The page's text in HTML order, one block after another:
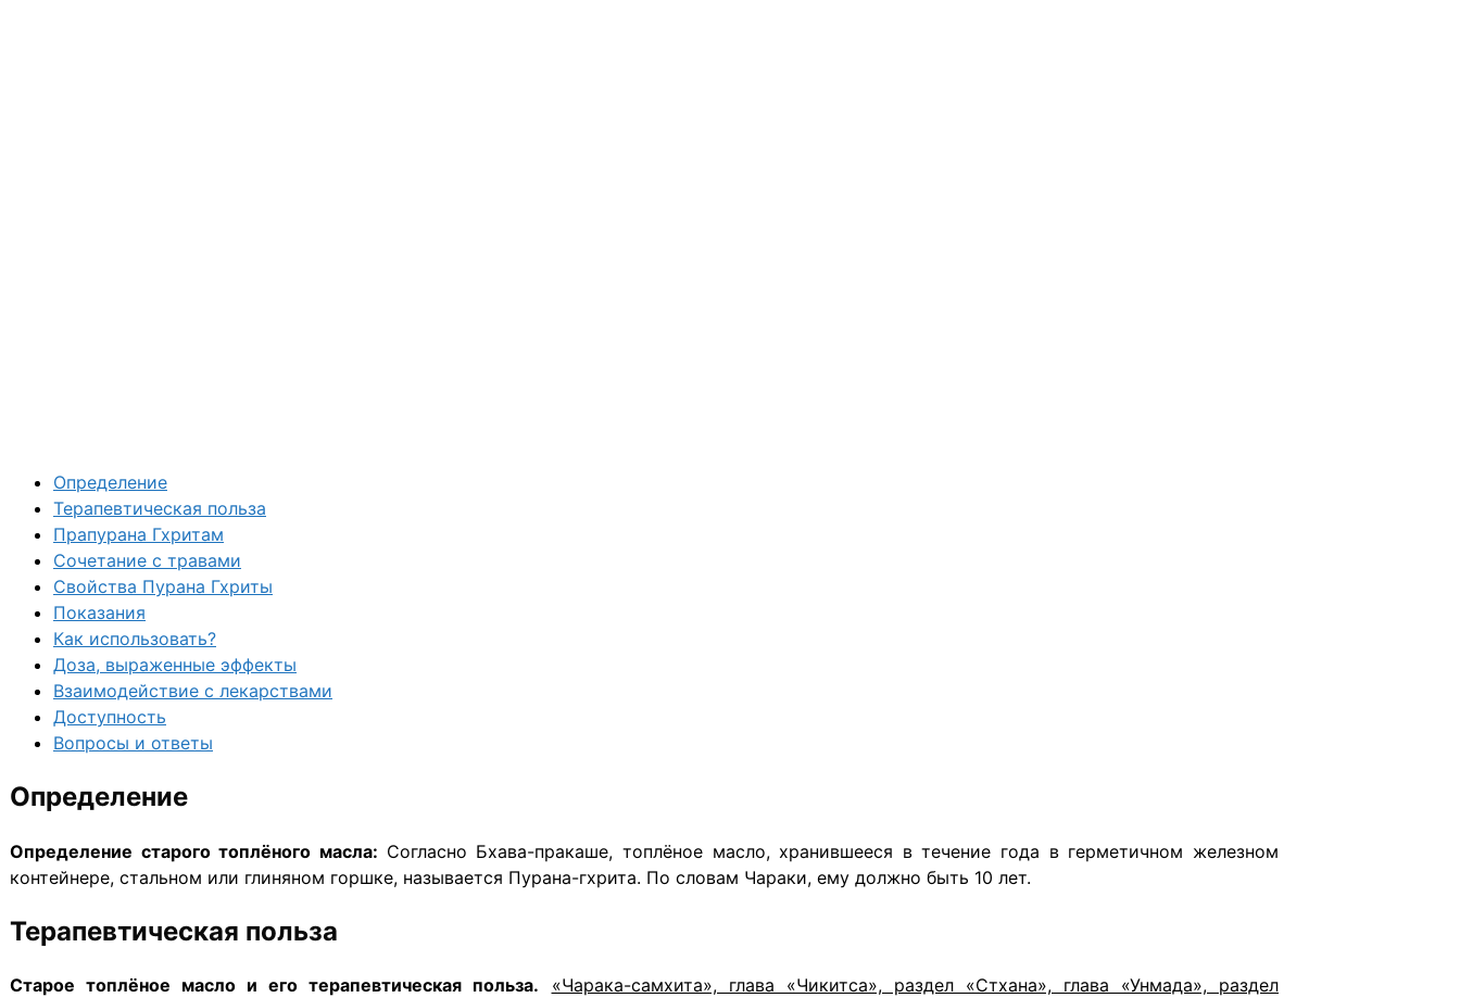
Определение
Терапевтическая польза
Прапурана Гхритам
Сочетание с травами
Свойства Пурана Гхриты
Показания
Как использовать?
Доза, выраженные эффекты
Взаимодействие с лекарствами
Доступность
Вопросы и ответы
Определение
Определение старого топлёного масла: Согласно Бхава-пракаше, топлёное масло, хранившееся в течение года в герметичном железном
контейнере, стальном или глиняном горшке, называется Пурана-гхрита. По словам Чараки, ему должно быть 10 лет.
Терапевтическая польза
Старое топлёное масло и его терапевтическая польза. «Чарака-самхита», глава «Чикитса», раздел «Стхана», глава «Унмада», раздел